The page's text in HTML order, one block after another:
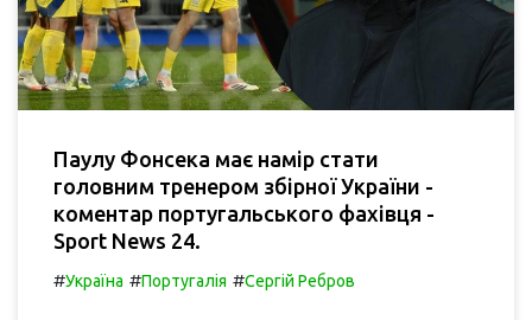
Паулу Фонсека має намір стати
головним тренером збірної України -
коментар португальського фахівця -
Sport News 24.
#Україна #Португалія #Сергій Ребров